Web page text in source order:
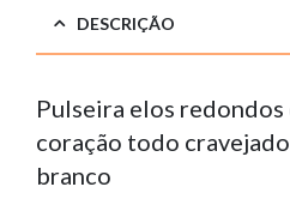
DESCRIÇÃO
Pulseira elos
coração todo
branco